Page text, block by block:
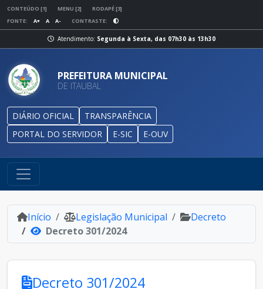
CONTEÚDO [1] MENU [2]
RODAPÉ [3]
FONTE:
A+ A A- CONTRASTE:
Atendimento: Segunda à Sexta, das 07h30 às 13h30
PREFEITURA MUNICIPAL
DE ITAUBAL
DIÁRIO OFICIAL
TRANSPARÊNCIA
PORTAL DO SERVIDOR
E-SIC E-OUV
Início Legislação Municipal
Decreto
Decreto 301/2024
Decreto 301/2024